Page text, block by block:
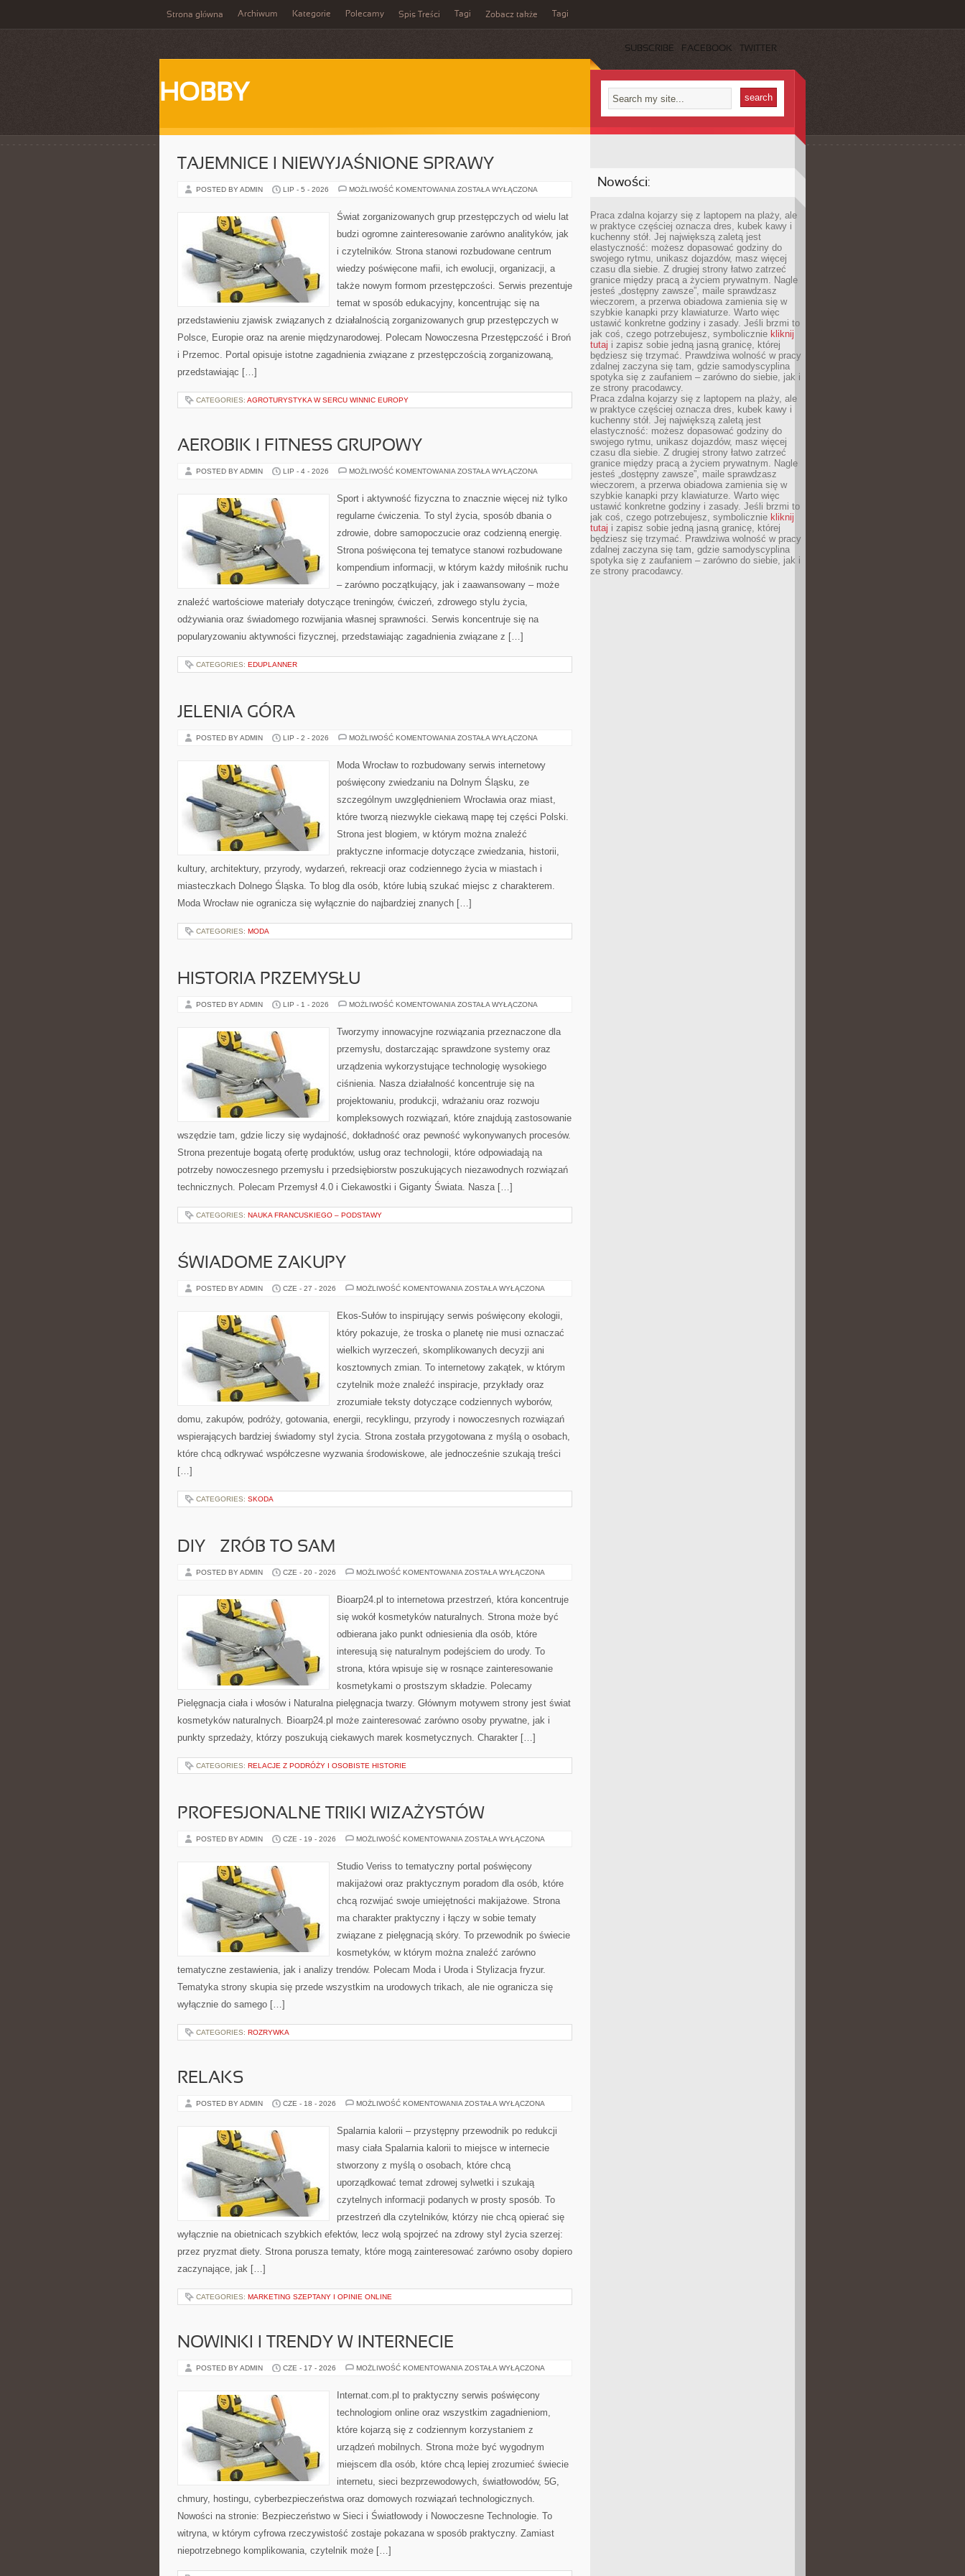
Strona główna Archiwum Kategorie Polecamy Spis Treści Tagi Zobacz także Tagi
SUBSCRIBE FACEBOOK TWITTER
HOBBY
TAJEMNICE I NIEWYJAŚNIONE SPRAWY
POSTED BY ADMIN LIP - 5 - 2026 MOŻLIWOŚĆ KOMENTOWANIA TAJEMNICE
SPRAWY
ZOSTAŁA WYŁĄCZONA
Świat zorganizowanych grup przestępczych od wielu lat
budzi ogromne zainteresowanie zarówno analityków, jak
i czytelników. Strona stanowi rozbudowane centrum
wiedzy poświęcone mafii, ich ewolucji, organizacji, a
także nowym formom przestępczości. Serwis prezentuje
temat w sposób edukacyjny, koncentrując się na
przedstawieniu zjawisk związanych z działalnością zorganizowanych grup przestępczych w
Polsce, Europie oraz na arenie międzynarodowej. Polecam Nowoczesna Przestępczość i Broń
i Przemoc. Portal opisuje istotne zagadnienia związane z przestępczością zorganizowaną,
przedstawiając […]
CATEGORIES: AGROTURYSTYKA W SERCU WINNIC EUROPY
AEROBIK I FITNESS GRUPOWY
POSTED BY ADMIN LIP - 4 - 2026 MOŻLIWOŚĆ KOMENTOWANIA AEROBIK
GRUPOWY
ZOSTAŁA WYŁĄCZONA
Sport i aktywność fizyczna to znacznie więcej niż tylko
regularne ćwiczenia. To styl życia, sposób dbania o
zdrowie, dobre samopoczucie oraz codzienną energię.
Strona poświęcona tej tematyce stanowi rozbudowane
kompendium informacji, w którym każdy miłośnik ruchu
– zarówno początkujący, jak i zaawansowany – może
znaleźć wartościowe materiały dotyczące treningów, ćwiczeń, zdrowego stylu życia,
odżywiania oraz świadomego rozwijania własnej sprawności. Serwis koncentruje się na
popularyzowaniu aktywności fizycznej, przedstawiając zagadnienia związane z […]
CATEGORIES: EDUPLANNER
JELENIA GÓRA
POSTED BY ADMIN LIP - 2 - 2026 MOŻLIWOŚĆ KOMENTOWANIA JELENIA
ZOSTAŁA WYŁĄCZONA
Moda Wrocław to rozbudowany serwis internetowy
poświęcony zwiedzaniu na Dolnym Śląsku, ze
szczególnym uwzględnieniem Wrocławia oraz miast,
które tworzą niezwykle ciekawą mapę tej części Polski.
Strona jest blogiem, w którym można znaleźć
praktyczne informacje dotyczące zwiedzania, historii,
kultury, architektury, przyrody, wydarzeń, rekreacji oraz codziennego życia w miastach i
miasteczkach Dolnego Śląska. To blog dla osób, które lubią szukać miejsc z charakterem.
Moda Wrocław nie ogranicza się wyłącznie do najbardziej znanych […]
CATEGORIES: MODA
HISTORIA PRZEMYSŁU
POSTED BY ADMIN LIP - 1 - 2026 MOŻLIWOŚĆ KOMENTOWANIA HISTORIA
ZOSTAŁA WYŁĄCZONA
Tworzymy innowacyjne rozwiązania przeznaczone dla
przemysłu, dostarczając sprawdzone systemy oraz
urządzenia wykorzystujące technologię wysokiego
ciśnienia. Nasza działalność koncentruje się na
projektowaniu, produkcji, wdrażaniu oraz rozwoju
kompleksowych rozwiązań, które znajdują zastosowanie
wszędzie tam, gdzie liczy się wydajność, dokładność oraz pewność wykonywanych procesów.
Strona prezentuje bogatą ofertę produktów, usług oraz technologii, które odpowiadają na
potrzeby nowoczesnego przemysłu i przedsiębiorstw poszukujących niezawodnych rozwiązań
technicznych. Polecam Przemysł 4.0 i Ciekawostki i Giganty Świata. Nasza […]
CATEGORIES: NAUKA FRANCUSKIEGO – PODSTAWY
ŚWIADOME ZAKUPY
POSTED BY ADMIN CZE - 27 - 2026 MOŻLIWOŚĆ KOMENTOWANIA ŚWIADOME
ZOSTAŁA WYŁĄCZONA
Ekos-Sułów to inspirujący serwis poświęcony ekologii,
który pokazuje, że troska o planetę nie musi oznaczać
wielkich wyrzeczeń, skomplikowanych decyzji ani
kosztownych zmian. To internetowy zakątek, w którym
czytelnik może znaleźć inspiracje, przykłady oraz
zrozumiałe teksty dotyczące codziennych wyborów,
domu, zakupów, podróży, gotowania, energii, recyklingu, przyrody i nowoczesnych rozwiązań
wspierających bardziej świadomy styl życia. Strona została przygotowana z myślą o osobach,
które chcą odkrywać współczesne wyzwania środowiskowe, ale jednocześnie szukają treści
[…]
CATEGORIES: SKODA
DIY – ZRÓB TO SAM
POSTED BY ADMIN CZE - 20 - 2026 MOŻLIWOŚĆ KOMENTOWANIA DIY
TO
SAM
ZOSTAŁA WYŁĄCZONA
Bioarp24.pl to internetowa przestrzeń, która koncentruje
się wokół kosmetyków naturalnych. Strona może być
odbierana jako punkt odniesienia dla osób, które
interesują się naturalnym podejściem do urody. To
strona, która wpisuje się w rosnące zainteresowanie
kosmetykami o prostszym składzie. Polecamy
Pielęgnacja ciała i włosów i Naturalna pielęgnacja twarzy. Głównym motywem strony jest świat
kosmetyków naturalnych. Bioarp24.pl może zainteresować zarówno osoby prywatne, jak i
punkty sprzedaży, którzy poszukują ciekawych marek kosmetycznych. Charakter […]
CATEGORIES: RELACJE Z PODRÓŻY I OSOBISTE HISTORIE
PROFESJONALNE TRIKI WIZAŻYSTÓW
POSTED BY ADMIN CZE - 19 - 2026 MOŻLIWOŚĆ KOMENTOWANIA PROFESJONALNE
ZOSTAŁA WYŁĄCZONA
Studio Veriss to tematyczny portal poświęcony
makijażowi oraz praktycznym poradom dla osób, które
chcą rozwijać swoje umiejętności makijażowe. Strona
ma charakter praktyczny i łączy w sobie tematy
związane z pielęgnacją skóry. To przewodnik po świecie
kosmetyków, w którym można znaleźć zarówno
tematyczne zestawienia, jak i analizy trendów. Polecam Moda i Uroda i Stylizacja fryzur.
Tematyka strony skupia się przede wszystkim na urodowych trikach, ale nie ogranicza się
wyłącznie do samego […]
CATEGORIES: ROZRYWKA
RELAKS
POSTED BY ADMIN CZE - 18 - 2026 MOŻLIWOŚĆ KOMENTOWANIA RELAKS
ZOSTAŁA WYŁĄCZONA
Spalarnia kalorii – przystępny przewodnik po redukcji
masy ciała Spalarnia kalorii to miejsce w internecie
stworzony z myślą o osobach, które chcą
uporządkować temat zdrowej sylwetki i szukają
czytelnych informacji podanych w prosty sposób. To
przestrzeń dla czytelników, którzy nie chcą opierać się
wyłącznie na obietnicach szybkich efektów, lecz wolą spojrzeć na zdrowy styl życia szerzej:
przez pryzmat diety. Strona porusza tematy, które mogą zainteresować zarówno osoby dopiero
zaczynające, jak […]
CATEGORIES: MARKETING SZEPTANY I OPINIE ONLINE
NOWINKI I TRENDY W INTERNECIE
POSTED BY ADMIN CZE - 17 - 2026 MOŻLIWOŚĆ KOMENTOWANIA NOWINKI
INTERNECIE
ZOSTAŁA WYŁĄCZONA
Internat.com.pl to praktyczny serwis poświęcony
technologiom online oraz wszystkim zagadnieniom,
które kojarzą się z codziennym korzystaniem z
urządzeń mobilnych. Strona może być wygodnym
miejscem dla osób, które chcą lepiej zrozumieć świecie
internetu, sieci bezprzewodowych, światłowodów, 5G,
chmury, hostingu, cyberbezpieczeństwa oraz domowych rozwiązań technologicznych.
Nowości na stronie: Bezpieczeństwo w Sieci i Światłowody i Nowoczesne Technologie. To
witryna, w którym cyfrowa rzeczywistość zostaje pokazana w sposób praktyczny. Zamiast
niepotrzebnego komplikowania, czytelnik może […]
Nowości:
Praca zdalna kojarzy się z laptopem na plaży, ale
w praktyce częściej oznacza dres, kubek kawy i
kuchenny stół. Jej największą zaletą jest
elastyczność: możesz dopasować godziny do
swojego rytmu, unikasz dojazdów, masz więcej
czasu dla siebie. Z drugiej strony łatwo zatrzeć
granice między pracą a życiem prywatnym. Nagle
jesteś „dostępny zawsze”, maile sprawdzasz
wieczorem, a przerwa obiadowa zamienia się w
szybkie kanapki przy klawiaturze. Warto więc
ustawić konkretne godziny i zasady. Jeśli brzmi to
jak coś, czego potrzebujesz, symbolicznie kliknij
tutaj i zapisz sobie jedną jasną granicę, której
będziesz się trzymać. Prawdziwa wolność w pracy
zdalnej zaczyna się tam, gdzie samodyscyplina
spotyka się z zaufaniem – zarówno do siebie, jak i
ze strony pracodawcy.
Praca zdalna kojarzy się z laptopem na plaży, ale
w praktyce częściej oznacza dres, kubek kawy i
kuchenny stół. Jej największą zaletą jest
elastyczność: możesz dopasować godziny do
swojego rytmu, unikasz dojazdów, masz więcej
czasu dla siebie. Z drugiej strony łatwo zatrzeć
granice między pracą a życiem prywatnym. Nagle
jesteś „dostępny zawsze”, maile sprawdzasz
wieczorem, a przerwa obiadowa zamienia się w
szybkie kanapki przy klawiaturze. Warto więc
ustawić konkretne godziny i zasady. Jeśli brzmi to
jak coś, czego potrzebujesz, symbolicznie kliknij
tutaj i zapisz sobie jedną jasną granicę, której
będziesz się trzymać. Prawdziwa wolność w pracy
zdalnej zaczyna się tam, gdzie samodyscyplina
spotyka się z zaufaniem – zarówno do siebie, jak i
ze strony pracodawcy.